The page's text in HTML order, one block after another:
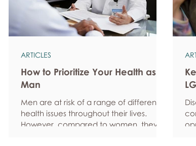
How to Prioritize Your Health as a
Man
Men are at risk of a range of different
health issues throughout their lives.
However, compared to women, they’re
ARTICLES